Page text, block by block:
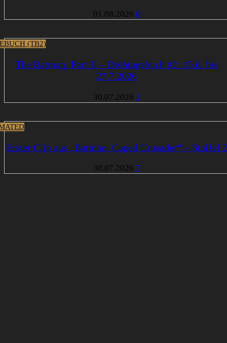
01.08.2026 0
(TB2)
The Batman: Part II – Drehtagebuch #2: 15.6. bis
27.7.2026
30.07.2026 3
Erster Clip aus „Batman: Caped Crusader“ – Staffel 2
30.07.2026 7